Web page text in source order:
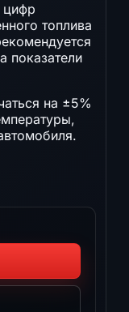
цифр
топлива
показатели
на ±5%